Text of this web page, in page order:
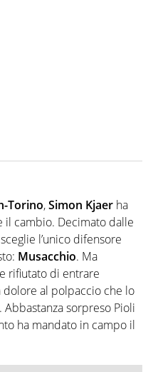
Torino,Simon Kjaer ha
cambio. Decimato dalle
l’unico difensore
Musacchio. Ma
rifiutato di entrare
dolore al polpaccio che lo
sorpreso Pioli
ha mandato in campo il